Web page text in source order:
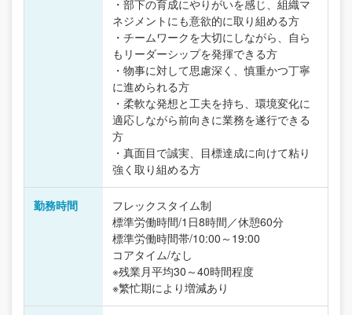
・部下の育成にやりがいを感じ、組織マ
ネジメントにも意欲的に取り組める方
・チームワークを大切にしながら、自ら
もリーダーシップを発揮できる方
・物事に対して思慮深く、慎重かつ丁寧
に進められる方
・柔軟な発想と工夫を持ち、環境変化に
適応しながら前向きに業務を遂行できる
方
・真面目で誠実、目標達成に向けて粘り
強く取り組める方
勤務時間
フレックスタイム制
標準労働時間/1日8時間／休憩60分
標準労働時間帯/10:00～19:00
コアタイム/なし
※残業月平均30～40時間程度
※繁忙期により増減あり